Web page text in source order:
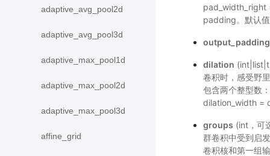
adaptive_avg_pool2d
adaptive_avg_pool3d
adaptive_max_pool1d
adaptive_max_pool2d
adaptive_max_pool3d
affine_grid
pad_width_right
padding。默认
output_padding
dilation
卷积时，感受野
包含两个整型数
dilation_width =
groups (int，可
群卷积中受到启
卷积核和第一组